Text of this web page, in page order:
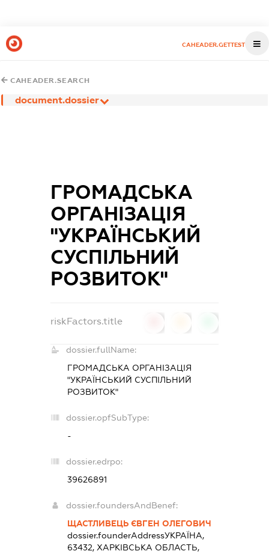
CAHEADER.GETTEST
CAHEADER.SEARCH
document.dossier
ГРОМАДСЬКА
ОРГАНІЗАЦІЯ
"УКРАЇНСЬКИЙ
СУСПІЛЬНИЙ
РОЗВИТОК"
riskFactors.title
dossier.fullName:
ГРОМАДСЬКА ОРГАНІЗАЦІЯ
"УКРАЇНСЬКИЙ СУСПІЛЬНИЙ
РОЗВИТОК"
dossier.opfSubType:
-
dossier.edrpo:
39626891
dossier.foundersAndBenef:
ЩАСТЛИВЕЦЬ ЄВГЕН ОЛЕГОВИЧ
dossier.founderAddressУКРАЇНА,
63432, ХАРКIВСЬКА ОБЛАСТЬ,